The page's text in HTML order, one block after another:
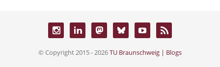
© Copyright 2015 - 2026TU Braunschweig | Blogs